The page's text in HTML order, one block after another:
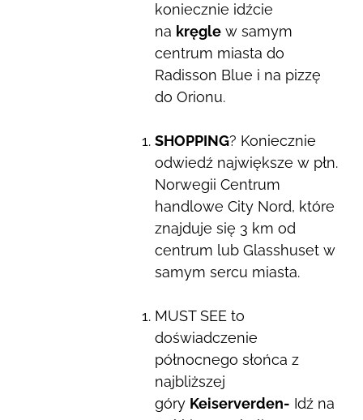
koniecznie idźcie
na kręgle w samym
centrum miasta do
Radisson Blue i na pizzę
do Orionu.
SHOPPING? Koniecznie
odwiedź największe w płn.
Norwegii Centrum
handlowe City Nord, które
znajduje się 3 km od
centrum lub Glasshuset w
samym sercu miasta.
MUST SEE to
doświadczenie
północnego słońca z
najbliższej
góry Keiserverden- Idź na